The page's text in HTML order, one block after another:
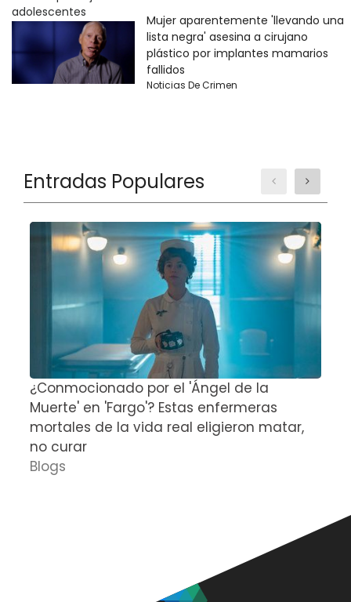
Mujer aparentemente 'llevando una
lista negra' asesina a cirujano
plástico por implantes mamarios
fallidos
Noticias De Crimen
Entradas Populares
¿Conmocionado por el 'Ángel de la
Muerte' en 'Fargo'? Estas enfermeras
mortales de la vida real eligieron matar,
no curar
Blogs